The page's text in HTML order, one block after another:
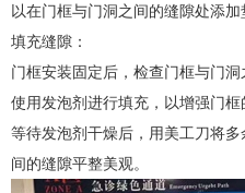
以在门框与门洞之间的缝隙处添加
填充缝隙：
门框安装固定后，检查门框与门
使用发泡剂进行填充，以增强门框
等待发泡剂干燥后，用美工刀将
间的缝隙平整美观。